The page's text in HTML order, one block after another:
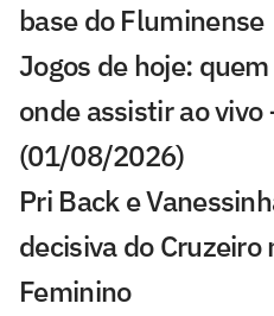
base do Fluminense
Jogos de hoje:
onde assistir ao vivo
(01/08/2026)
Pri Back e
decisiva do Cruzeiro
Feminino